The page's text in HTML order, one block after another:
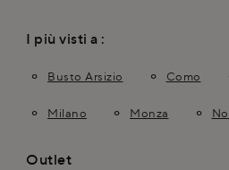
I più visti a :
Busto Arsizio Como
Milano Monza
Outlet